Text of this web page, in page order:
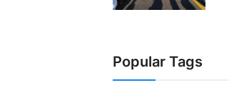
Popular Tags